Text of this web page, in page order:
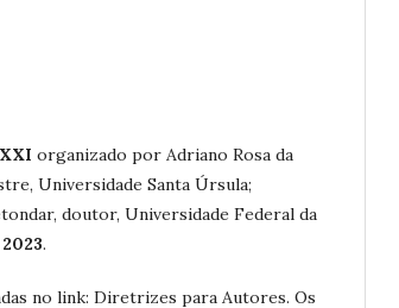
organizado por Adriano Rosa da
Universidade Santa Úrsula;
doutor, Universidade Federal da
.
no link: Diretrizes para Autores. Os